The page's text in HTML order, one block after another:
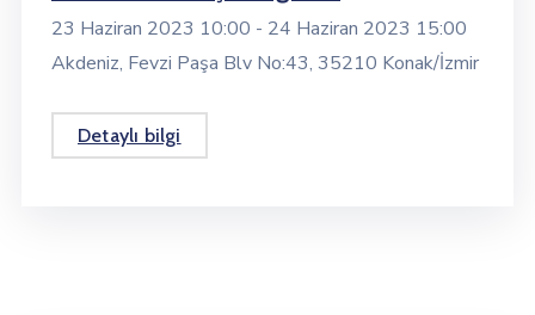
23 Haziran 2023 10:00 - 24 Haziran 2023 15:00
Akdeniz, Fevzi Paşa Blv No:43, 35210 Konak/İzmir
Detaylı bilgi